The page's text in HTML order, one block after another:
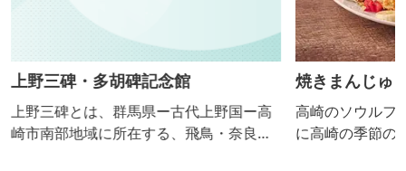
上野三碑・多胡碑記念館
上野三碑とは、群馬県ー古代上野国ー高
崎市南部地域に所在する、飛鳥・奈良時
焼きまんじゅ
高崎のソウルフ
に高崎の季節の